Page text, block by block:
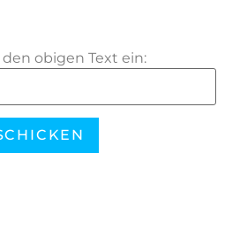
den obigen Text ein: